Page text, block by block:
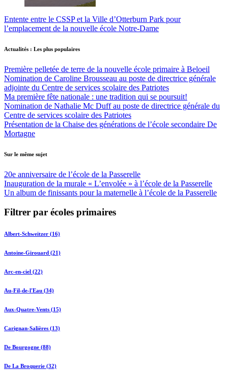
Entente entre le CSSP et la Ville d’Otterburn Park pour
l’emplacement de la nouvelle école Notre-Dame
Actualités : Les plus populaires
Première pelletée de terre de la nouvelle école primaire à Beloeil
Nomination de Caroline Brousseau au poste de directrice générale
adjointe du Centre de services scolaire des Patriotes
Ma première fête nationale : une tradition qui se poursuit!
Nomination de Nathalie Mc Duff au poste de directrice générale du
Centre de services scolaire des Patriotes
Présentation de la Chaise des générations de l’école secondaire De
Mortagne
Sur le même sujet
20e anniversaire de l’école de la Passerelle
Inauguration de la murale « L’envolée » à l’école de la Passerelle
Un album de finissants pour la maternelle à l’école de la Passerelle
Filtrer par écoles primaires
Albert-Schweitzer (16)
Antoine-Girouard (21)
Arc-en-ciel (22)
Au-Fil-de-l'Eau (34)
Aux-Quatre-Vents (15)
Carignan-Salières (13)
De Bourgogne (88)
De La Broquerie (32)